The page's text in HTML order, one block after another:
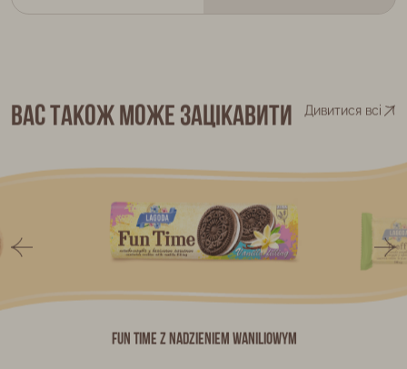
Вас також може зацікавити Дивитися всі
Fun Time z nadzieniem waniliowym